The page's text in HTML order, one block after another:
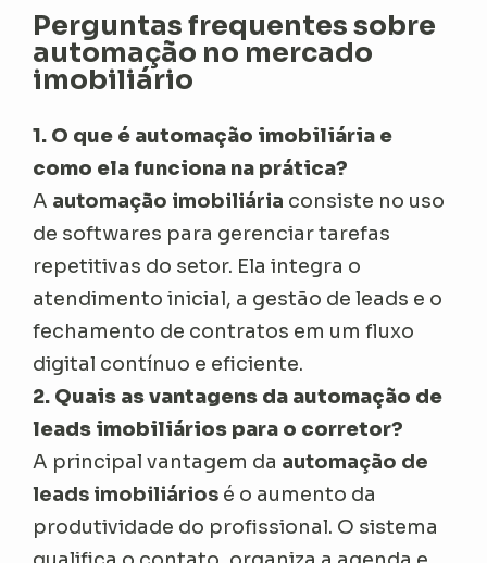
Perguntas frequentes sobre
automação no mercado
imobiliário
1. O que é automação imobiliária e
como ela funciona na prática?
A automação imobiliária consiste no uso
de softwares para gerenciar tarefas
repetitivas do setor. Ela integra o
atendimento inicial, a gestão de leads e o
fechamento de contratos em um fluxo
digital contínuo e eficiente.
2. Quais as vantagens da automação de
leads imobiliários para o corretor?
A principal vantagem da automação de
leads imobiliários é o aumento da
produtividade do profissional. O sistema